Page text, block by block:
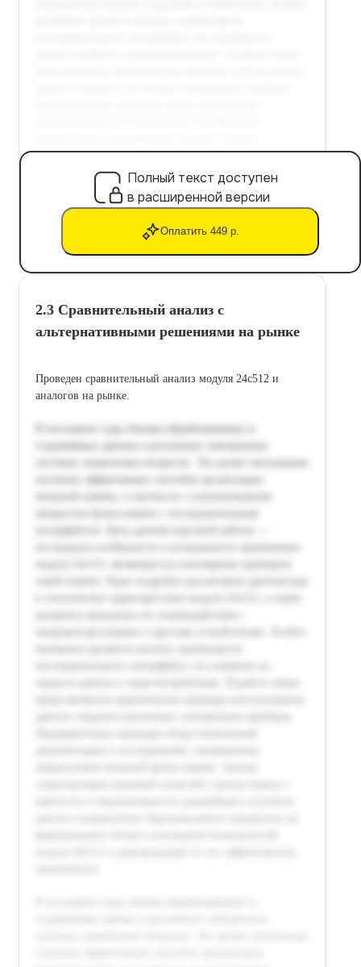
Полный текст доступен
в расширенной версии
Оплатить 449 р.
2.3 Сравнительный анализ с
альтернативными решениями на рынке
Проведен сравнительный анализ модуля 24c512 и
аналогов на рынке.